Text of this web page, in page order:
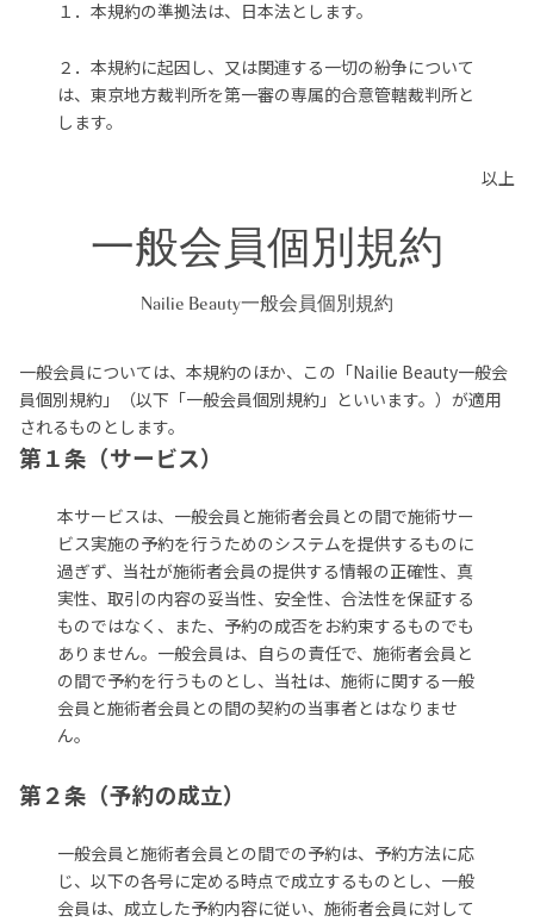
１．本規約の準拠法は、日本法とします。
２．本規約に起因し、又は関連する一切の紛争について
は、東京地方裁判所を第一審の専属的合意管轄裁判所と
します。
以上
一般会員個別規約
Nailie Beauty一般会員個別規約
一般会員については、本規約のほか、この「Nailie Beauty一般会
員個別規約」（以下「一般会員個別規約」といいます。）が適用
されるものとします。
第１条（サービス）
本サービスは、一般会員と施術者会員との間で施術サー
ビス実施の予約を行うためのシステムを提供するものに
過ぎず、当社が施術者会員の提供する情報の正確性、真
実性、取引の内容の妥当性、安全性、合法性を保証する
ものではなく、また、予約の成否をお約束するものでも
ありません。一般会員は、自らの責任で、施術者会員と
の間で予約を行うものとし、当社は、施術に関する一般
会員と施術者会員との間の契約の当事者とはなりませ
ん。
第２条（予約の成立）
一般会員と施術者会員との間での予約は、予約方法に応
じ、以下の各号に定める時点で成立するものとし、一般
会員は、成立した予約内容に従い、施術者会員に対して